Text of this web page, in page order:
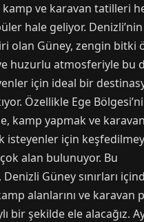
ve karavan tatilleri
hale geliyor.
olan Güney, zengin bitki
huzurlu atmosferiyle bu
için ideal bir
Özellikle Ege
kamp yapmak ve
isteyenler için
alan bulunuyor. Bu
Güney sınırları
alanlarını ve karavan
bir şekilde ele alacağız.